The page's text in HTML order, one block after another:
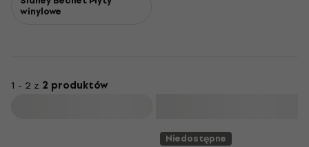
winylowe
1 - 2 z 2 produktów
Niedostępne